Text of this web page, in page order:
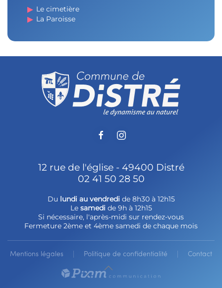
Le cimetière
La Paroisse
12 rue de l'église - 49400 Distré
02 41 50 28 50
Du lundi au vendredi de 8h30 à 12h15
Le samedi de 9h à 12h15
Si nécessaire, l'après-midi sur rendez-vous
Fermeture 2ème et 4ème samedi de chaque mois
Mentions légales Politique de confidentialité Contact